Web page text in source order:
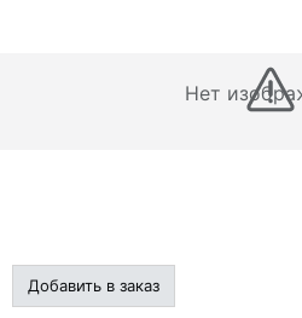
Нет
Добавить в заказ